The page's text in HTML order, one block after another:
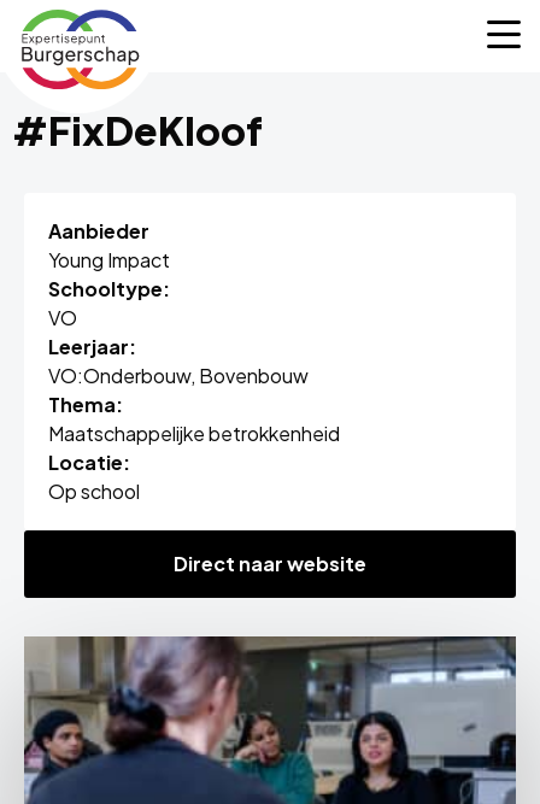
Expertisepunt
Burgerschap
#FixDeKloof
Aanbieder
Young Impact
Schooltype:
VO
Leerjaar:
VO:Onderbouw, Bovenbouw
Thema:
Maatschappelijke betrokkenheid
Locatie:
Op school
Direct naar website